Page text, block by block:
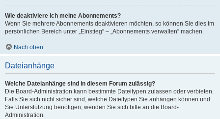
Wie deaktiviere ich meine Abonnements?
Wenn Sie mehrere Abonnements deaktivieren möchten, so können Sie dies im
persönlichen Bereich unter „Einstieg“ – „Abonnements verwalten“ machen.
Nach oben
Dateianhänge
Welche Dateianhänge sind in diesem Forum zulässig?
Die Board-Administration kann bestimmte Dateitypen zulassen oder verbieten.
Falls Sie sich nicht sicher sind, welche Dateitypen Sie anhängen können und
Sie Unterstützung benötigen, wenden Sie sich bitte an die Board-
Administration.